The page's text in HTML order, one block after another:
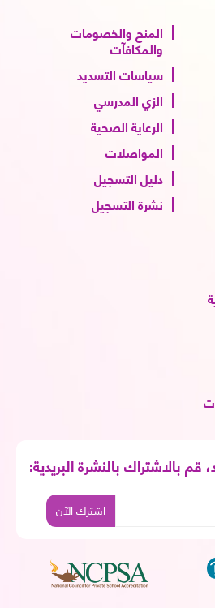
المنح والخصومات
والمكافآت
سياسات التسديد
الزي المدرسي
الرعاية الصحية
المواصلات
دليل التسجيل
نشرة التسجيل
قم بالاشتراك بالنشرة البريدية: